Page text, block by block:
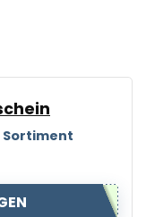
Sortiment